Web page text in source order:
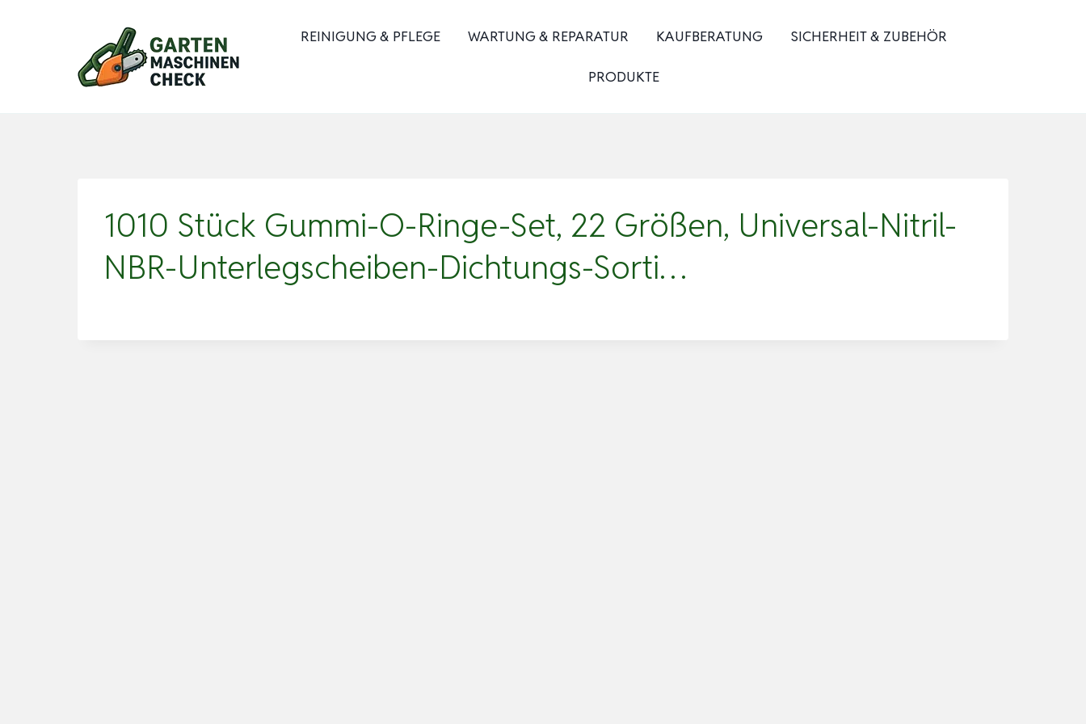
REINIGUNG & PFLEGE WARTUNG & REPARATUR KAUFBERATUNG SICHERHEIT & ZUBEHÖR
PRODUKTE
1010 Stück Gummi-O-Ringe-Set, 22 Größen, Universal-Nitril-
NBR-Unterlegscheiben-Dichtungs-Sorti…